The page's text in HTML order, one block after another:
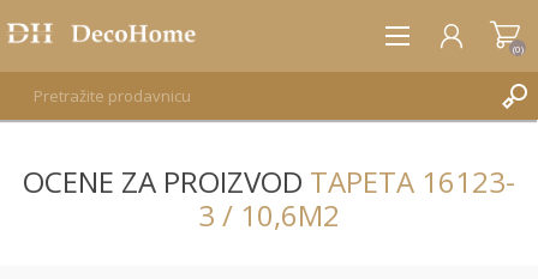
REGISTRUJTE SE
(0)
OCENE ZA PROIZVOD TAPETA 16123-
3 / 10,6M2